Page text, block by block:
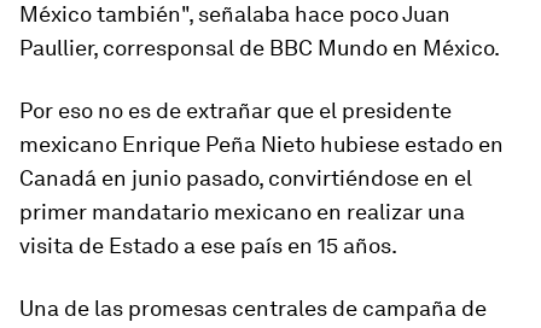
México también", señalaba hace poco Juan
Paullier, corresponsal de BBC Mundo en México.
Por eso no es de extrañar que el presidente
mexicano Enrique Peña Nieto hubiese estado en
Canadá en junio pasado, convirtiéndose en el
primer mandatario mexicano en realizar una
visita de Estado a ese país en 15 años.
Una de las promesas centrales de campaña de